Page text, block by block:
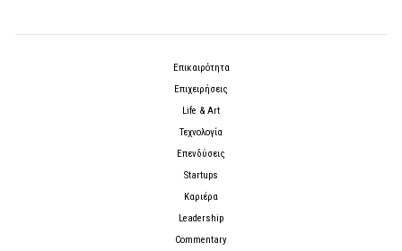
Επικαιρότητα
Επιχειρήσεις
Life & Art
Τεχνολογία
Επενδύσεις
Startups
Καριέρα
Leadership
Commentary